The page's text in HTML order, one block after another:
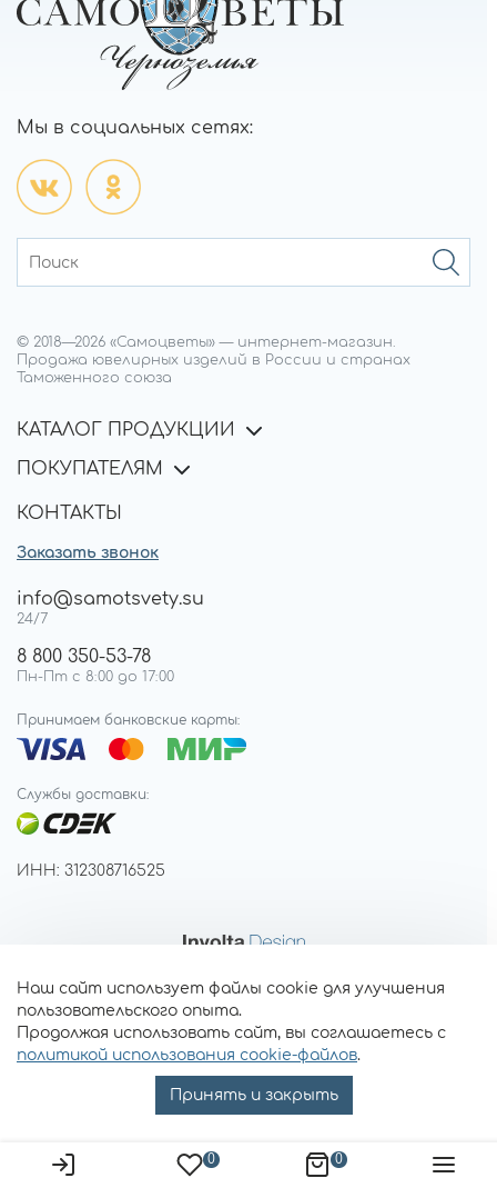
0 0
Мы в социальных сетях:
© 2018—2026 «Самоцветы» — интернет-магазин.
Продажа ювелирных изделий в России и странах
Таможенного союза
КАТАЛОГ ПРОДУКЦИИ
ПОКУПАТЕЛЯМ
КОНТАКТЫ
Заказать звонок
info@samotsvety.su
24/7
8 800 350-53-78
Пн-Пт с 8:00 до 17:00
Принимаем банковские карты:
Службы доставки:
ИНН: 312308716525
Наш сайт использует файлы cookie для улучшения
пользовательского опыта.
Продолжая использовать сайт, вы соглашаетесь с
политикой использования cookie-файлов.
Принять и закрыть